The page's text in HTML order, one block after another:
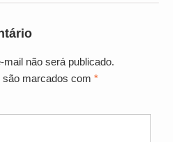
não será publicado.
marcados com *